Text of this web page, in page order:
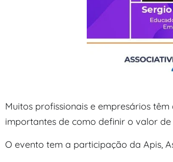
Muitos profissionais e empresários
importantes de como definir o valor
O evento tem a participação da Apis,